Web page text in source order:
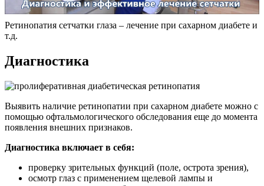
Ретинопатия сетчатки глаза – лечение при сахарном диабете и
т.д.
Диагностика
Выявить наличие ретинопатии при сахарном диабете можно с
помощью офтальмологического обследования еще до момента
появления внешних признаков.
Диагностика включает в себя:
проверку зрительных функций (поле, острота зрения),
осмотр глаз с применением щелевой лампы и